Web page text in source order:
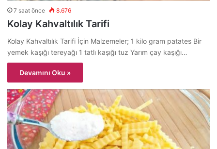
7 saat önce 8.676
Kolay Kahvaltılık Tarifi
Kolay Kahvaltılık Tarifi İçin Malzemeler; 1 kilo gram patates Bir
yemek kaşığı tereyağı 1 tatlı kaşığı tuz Yarım çay kaşığı…
Devamını Oku »